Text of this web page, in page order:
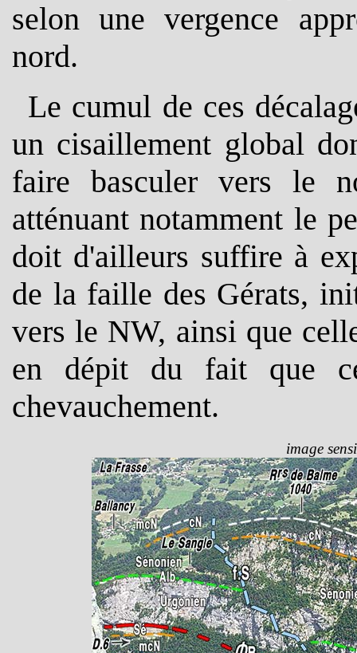
selon une vergence
nord.
Le cumul de ces
un cisaillement global
faire basculer vers le
atténuant notamment le
doit d'ailleurs suffire à
de la faille des Gérats,
vers le NW, ainsi que
en dépit du fait que
chevauchement.
image